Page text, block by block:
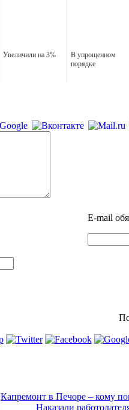
Увеличили на 3%
В упрощенном
порядке
E-mail
Капремонт в Печоре – кому
Наказали